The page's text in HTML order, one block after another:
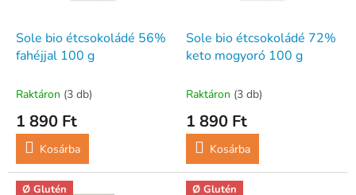
Sole bio étcsokoládé 56%
fahéjjal 100 g
Raktáron (3 db)
1 890 Ft
Kosárba
Sole bio étcsokoládé 72%
keto mogyoró 100 g
Raktáron (3 db)
1 890 Ft
Kosárba
Ø Glutén
Ø Glutén